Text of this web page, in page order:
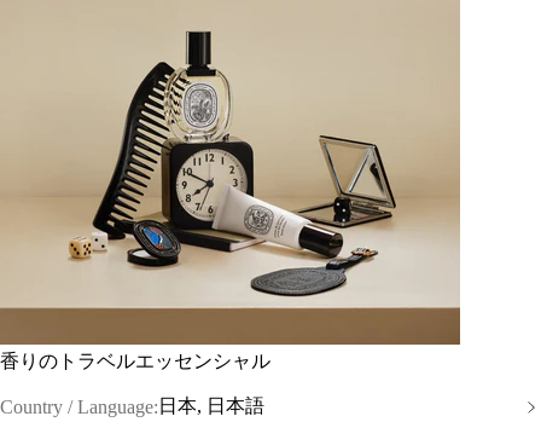
香りのトラベルエッセンシャル
Country / Language: 日本, 日本語